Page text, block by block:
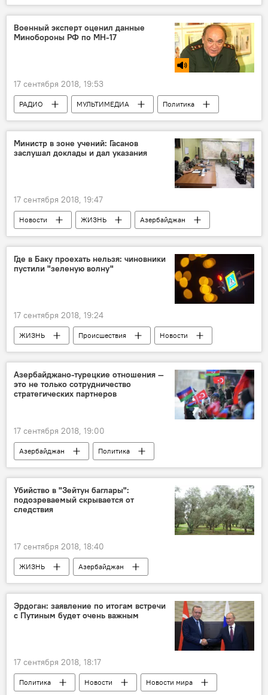
Происшествия Новости
Баку
грабители
Жертва Изнасилование
Военный эксперт оценил данные
Минобороны РФ по МН-17
17 сентября 2018, 19:53
РАДИО МУЛЬТИМЕДИА
Политика
АНАЛИТИКА
Новости
Новости мира
Министр в зоне учений: Гасанов
заслушал доклады и дал указания
17 сентября 2018, 19:47
Новости ЖИЗНЬ
Азербайджан
Политика
Где в Баку проехать нельзя: чиновники
пустили "зеленую волну"
17 сентября 2018, 19:24
ЖИЗНЬ Происшествия Новости
Азербайджано-турецкие отношения —
это не только сотрудничество
стратегических партнеров
17 сентября 2018, 19:00
Азербайджан
Политика
Пресс-центр
Новости
Новости мира
Убийство в "Зейтун баглары":
подозреваемый скрывается от
следствия
17 сентября 2018, 18:40
ЖИЗНЬ
Азербайджан
Происшествия
Новости
"Зейтун баглары"
Подозреваемый
следствие
Эрдоган: заявление по итогам встречи
с Путиным будет очень важным
17 сентября 2018, 18:17
Политика Новости
Новости мира